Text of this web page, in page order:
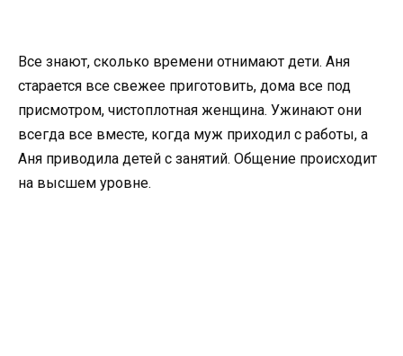
Все знают, сколько времени отнимают дети. Аня
старается все свежее приготовить, дома все под
присмотром, чистоплотная женщина. Ужинают они
всегда все вместе, когда муж приходил с работы, а
Аня приводила детей с занятий. Общение происходит
на высшем уровне.